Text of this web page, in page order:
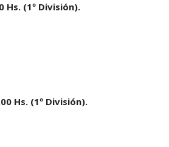
Hs. (1º División).
Hs. (1º División).